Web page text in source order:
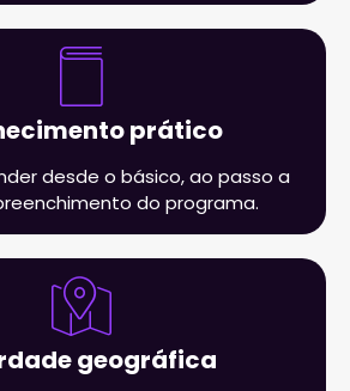
prático
desde o básico, ao passo a
do programa.
geográfica